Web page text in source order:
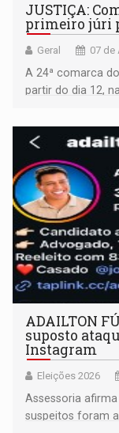
JUSTIÇA:
primeiro júri
Geral 07 de
A 24ª comarca
partir do dia 12,
ADAILTON
suposto
Instagram
Eleições 2026
Assessoria
suspeitos foram